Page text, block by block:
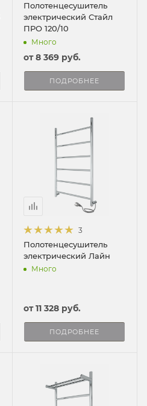
Полотенцесушитель
электрический Стайл
ПРО 120/10
Много
от8 369 руб.
ПОДРОБНЕЕ
3
Полотенцесушитель
электрический Лайн
Много
от11 328 руб.
ПОДРОБНЕЕ